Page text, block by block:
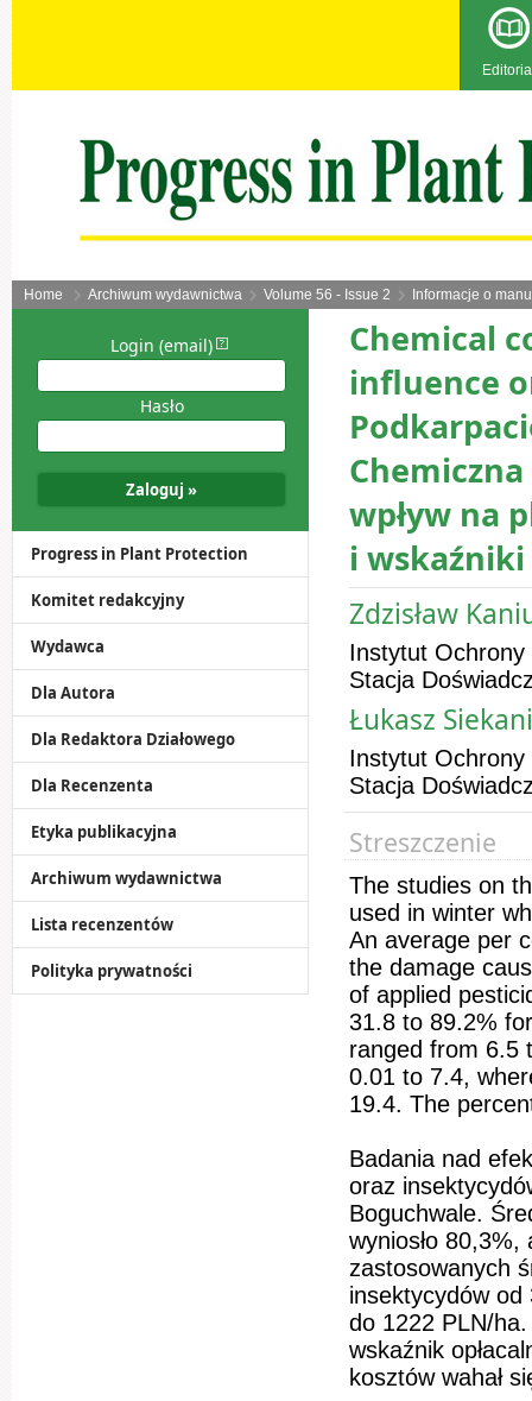
Home Archiwum wydawnictwa Volume 56 - Issue 2 Informacje o
Login (email)
Hasło
Progress in Plant Protection
Komitet redakcyjny
Wydawca
Dla Autora
Dla Redaktora Działowego
Dla Recenzenta
Etyka publikacyjna
Archiwum wydawnictwa
Lista recenzentów
Polityka prywatności
Chemical
influence
wpływ na
i
Zdzisław
Instytut Ochrony
Stacja
Łukasz
Instytut Ochrony
Stacja
Streszczenie
The studies on
used in winter
An average per
the damage
of applied
31.8 to 89.2%
ranged from 6.5
0.01 to 7.4,
19.4. The
Badania nad
oraz
Boguchwale.
wyniosło
zastosowanych
insektycydów od
do 1222 PLN/
wskaźnik
kosztów wahał